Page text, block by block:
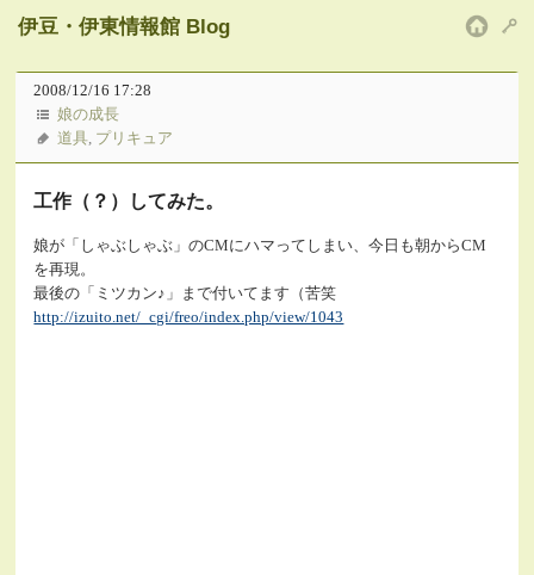
伊豆・伊東情報館 Blog
2008/12/16 17:28
娘の成長
道具, プリキュア
工作（？）してみた。
娘が「しゃぶしゃぶ」のCMにハマってしまい、今日も朝からCM
を再現。
最後の「ミツカン♪」まで付いてます（苦笑
http://izuito.net/_cgi/freo/index.php/view/1043